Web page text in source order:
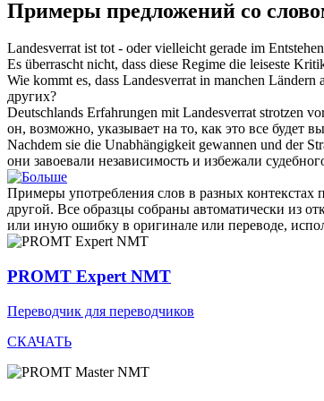
Примеры предложений со
Landesverratist tot - oder vielleicht gerade im
Es überrascht nicht, dass diese Regime die leiseste
Wie kommt es, dass Landesverratin manchen Ländern
других?
Deutschlands Erfahrungen mitLandesverratstrotzen
он, возможно, указывает на то, как это все будет
Nachdem sie die Unabhängigkeit gewannen und der
они завоевали независимость и избежали
Примеры употребления слов в разных контекстах
другой. Все образцы собраны автоматически из
или иную ошибку в оригинале или переводе,
PROMT Expert NMT
Переводчик для переводчиков
СКАЧАТЬ